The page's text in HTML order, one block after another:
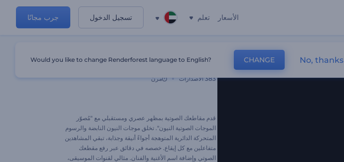
الأسعار تعلم تسجيل الدخول جرب مجانًا
383 الاصدارات مرن
قدم مقاطعك الصوتية بمظهر عصري ومستقبلي مع "مُصوّر
الموجات الصوتية النيون". تخلق موجات النيون النابضة والرسوم
المتحركة الدائرية المتوهجة أجواءً أنيقة وجذابة، تبقي المشاهدين
متفاعلين مع كل إيقاع. خصصه في دقائق عبر رفع مقطعك
الصوتي وإضافة اسم الأغنية والفنان. مثالي لقنوات الموسيقى،
Would you like to change Renderforest language to English? CHANGE No, thanks